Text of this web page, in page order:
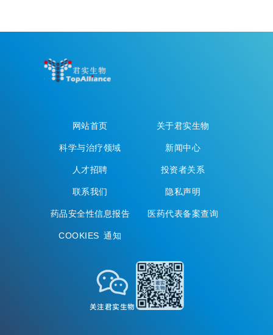
网站首页
关于君实生物
科学与治疗领域
新闻中心
人才招聘
投资者关系
联系我们
隐私声明
药品安全性信息报告
医药代表备案查询
COOKIES 通知
关注君实生物